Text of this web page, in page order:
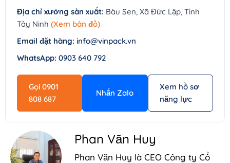
Địa chỉ xưởng sản xuất: Bàu Sen, Xã Đức Lập, Tỉnh
Tây Ninh (Xem bản đồ)
Email đặt hàng: info@vinpack.vn
WhatsApp: 0903 640 792
Gọi 0901
808 687
Nhắn Zalo
Xem hồ sơ
năng lực
Phan Văn Huy
Phan Văn Huy là CEO Công ty Cổ